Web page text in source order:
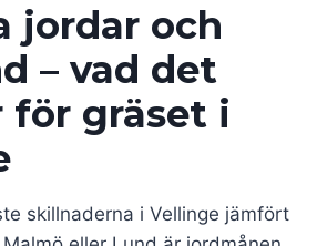
jordar och
– vad det
för gräset i
skillnaderna i Vellinge jämfört